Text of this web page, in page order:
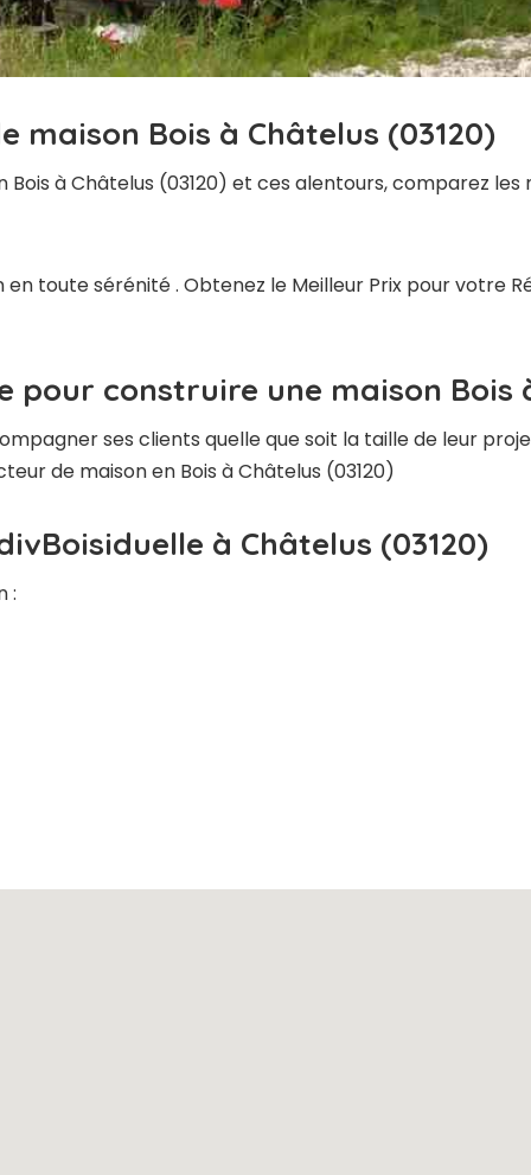
maison Bois à Châtelus (03120)
à Châtelus (03120) et ces alentours, comparez
toute sérénité . Obtenez le Meilleur Prix pour votre
pour construire une maison Bois
ses clients quelle que soit la taille de leur
de maison en Bois à Châtelus (03120)
à Châtelus (03120)
: